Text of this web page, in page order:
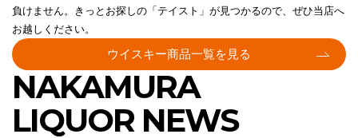
負けません。きっとお探しの「テイスト」が見つかるので、ぜひ当店へ
お越しください。
ウイスキー商品一覧を見る
NAKAMURA
LIQUOR NEWS